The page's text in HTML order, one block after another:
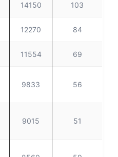
14150 103
12270 84
11554 69
9833 56
9015 51